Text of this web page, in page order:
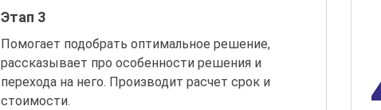
Этап 3
Помогает подобрать оптимальное решение,
рассказывает про особенности решения и
перехода на него. Производит расчет срок и
стоимости.